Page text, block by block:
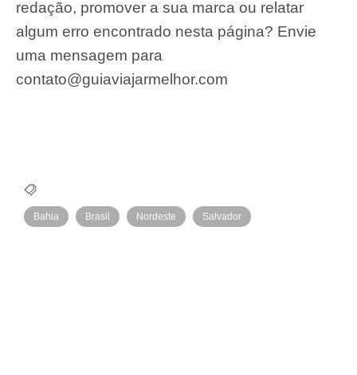
redação, promover a sua marca ou relatar
algum erro encontrado nesta página? Envie
uma mensagem para
contato@guiaviajarmelhor.com
Bahia Brasil Nordeste Salvador